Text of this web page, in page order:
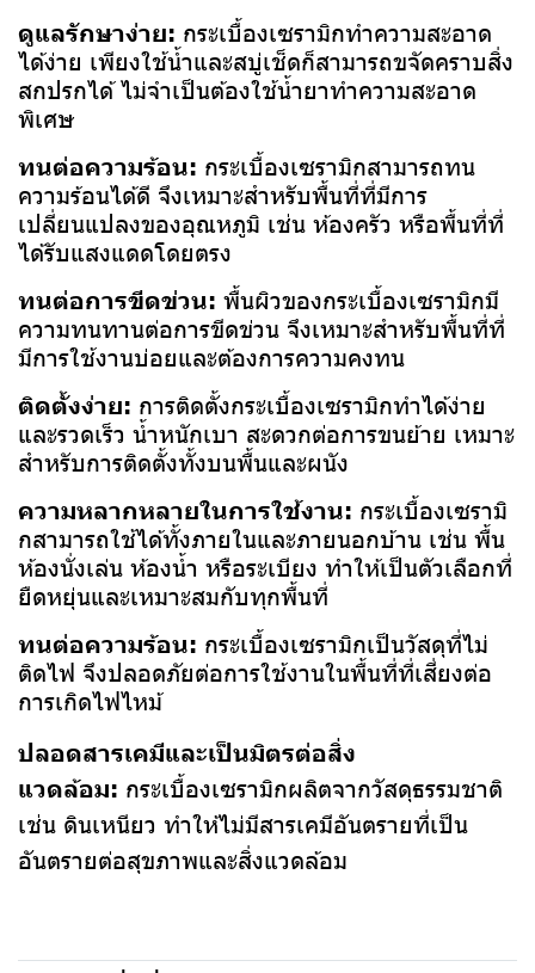
ดูแลรักษาง่าย: กระเบื้องเซรามิกทำความสะอาด
ได้ง่าย เพียงใช้น้ำและสบู่เช็ดก็สามารถขจัดคราบสิ่ง
สกปรกได้ ไม่จำเป็นต้องใช้น้ำยาทำความสะอาด
พิเศษ
ทนต่อความร้อน: กระเบื้องเซรามิกสามารถทน
ความร้อนได้ดี จึงเหมาะสำหรับพื้นที่ที่มีการ
เปลี่ยนแปลงของอุณหภูมิ เช่น ห้องครัว หรือพื้นที่ที่
ได้รับแสงแดดโดยตรง
ทนต่อการขีดข่วน: พื้นผิวของกระเบื้องเซรามิกมี
ความทนทานต่อการขีดข่วน จึงเหมาะสำหรับพื้นที่ที่
มีการใช้งานบ่อยและต้องการความคงทน
ติดตั้งง่าย: การติดตั้งกระเบื้องเซรามิกทำได้ง่าย
และรวดเร็ว น้ำหนักเบา สะดวกต่อการขนย้าย เหมาะ
สำหรับการติดตั้งทั้งบนพื้นและผนัง
ความหลากหลายในการใช้งาน: กระเบื้องเซรามิ
กสามารถใช้ได้ทั้งภายในและภายนอกบ้าน เช่น พื้น
ห้องนั่งเล่น ห้องน้ำ หรือระเบียง ทำให้เป็นตัวเลือกที่
ยืดหยุ่นและเหมาะสมกับทุกพื้นที่
ทนต่อความร้อน: กระเบื้องเซรามิกเป็นวัสดุที่ไม่
ติดไฟ จึงปลอดภัยต่อการใช้งานในพื้นที่ที่เสี่ยงต่อ
การเกิดไฟไหม้
ปลอดสารเคมีและเป็นมิตรต่อสิ่ง
แวดล้อม: กระเบื้องเซรามิกผลิตจากวัสดุธรรมชาติ
เช่น ดินเหนียว ทำให้ไม่มีสารเคมีอันตรายที่เป็น
อันตรายต่อสุขภาพและสิ่งแวดล้อม